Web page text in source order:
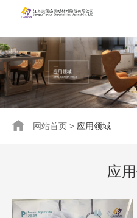
网站首页 > 应用领域
应